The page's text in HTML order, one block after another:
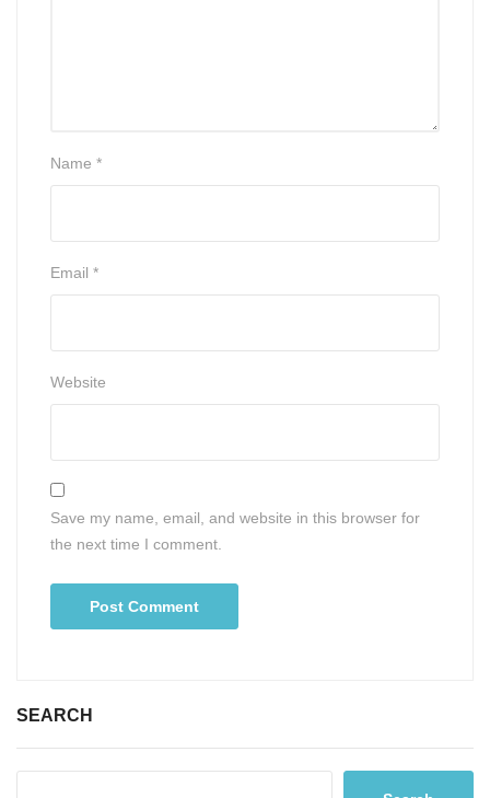
Name *
Email *
Website
Save my name, email, and website in this browser for
the next time I comment.
SEARCH